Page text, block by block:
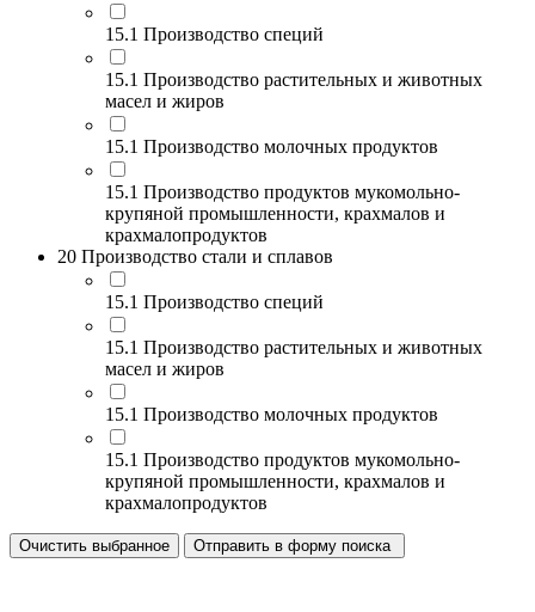
15.1 Производство специй
15.1 Производство растительных и животных
масел и жиров
15.1 Производство молочных продуктов
15.1 Производство продуктов мукомольно-
крупяной промышленности, крахмалов и
крахмалопродуктов
20 Производство стали и сплавов
15.1 Производство специй
15.1 Производство растительных и животных
масел и жиров
15.1 Производство молочных продуктов
15.1 Производство продуктов мукомольно-
крупяной промышленности, крахмалов и
крахмалопродуктов